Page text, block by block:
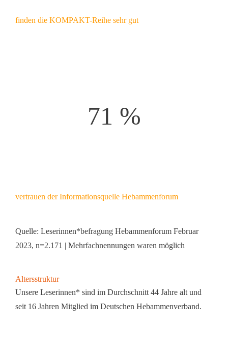
finden die KOMPAKT-Reihe sehr gut
71 %
vertrauen der Informationsquelle Hebammenforum
Quelle: Leserinnen*befragung Hebammenforum Februar
2023, n=2.171 | Mehrfachnennungen waren möglich
Altersstruktur
Unsere Leserinnen* sind im Durchschnitt 44 Jahre alt und
seit 16 Jahren Mitglied im Deutschen Hebammenverband.